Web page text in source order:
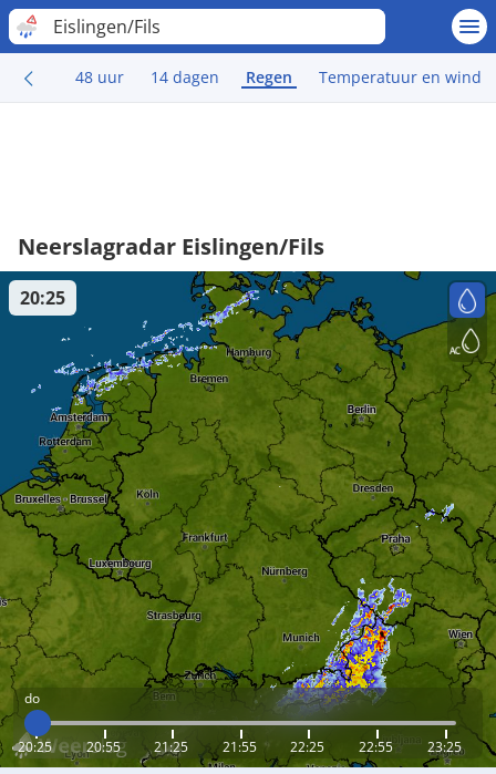
Eislingen/Fils
48 uur 14 dagen Regen Temperatuur en wind
Neerslagradar Eislingen/Fils
do
20:25 20:55 21:25 21:55 22:25 22:55 23:25
20:25